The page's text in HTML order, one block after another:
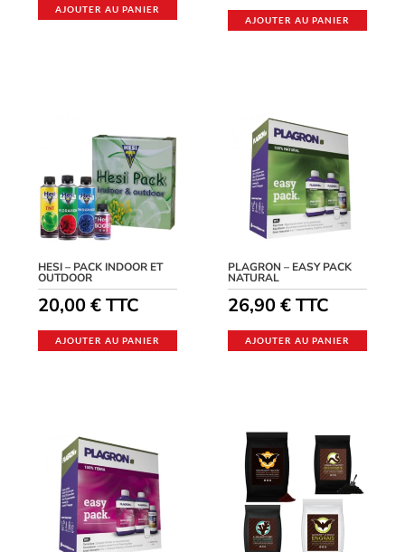
AJOUTER AU PANIER
AJOUTER AU PANIER
HESI – PACK INDOOR ET
OUTDOOR
20,00€ TTC
AJOUTER AU PANIER
PLAGRON – EASY PACK
NATURAL
26,90€TTC
AJOUTER AU PANIER